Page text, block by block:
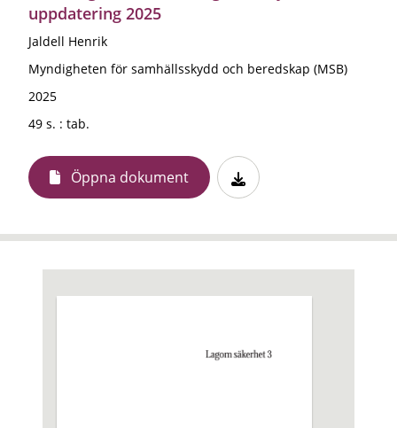
uppdatering 2025
Jaldell Henrik
Myndigheten för samhällsskydd och beredskap (MSB)
2025
49 s. : tab.
Öppna dokument